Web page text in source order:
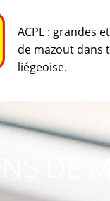
ACPL : grandes
de mazout dans
liégeoise.
DE